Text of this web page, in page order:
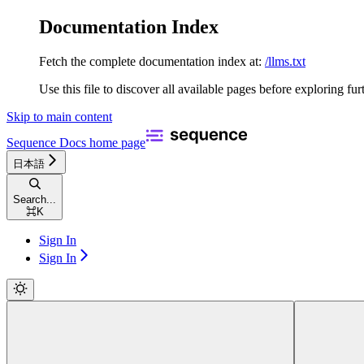
Documentation Index
Fetch the complete documentation index at: /llms.txt
Use this file to discover all available pages before exploring
Skip to main content
Sequence Docs home page
日本語
Search...
⌘K
Sign In
Sign In